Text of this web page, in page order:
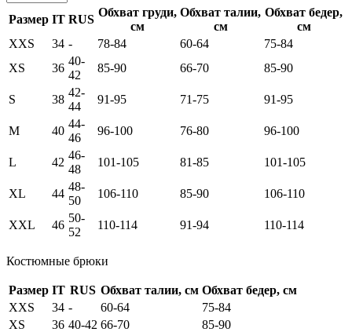
Размер IT RUS
Обхват груди,
см
Обхват талии,
см
Обхват бедер,
см
XXS
34 - 78-84 60-64
75-84
XS
36
40-
42
85-90 66-70 85-90
S 38
42-
44
91-95 71-75 91-95
M 40
44-
46
96-100 76-80 96-100
L 42
46-
48
101-105 81-85 101-105
XL 44
48-
50
106-110 85-90 106-110
XXL 46
50-
52
110-114 91-94 110-114
Костюмные брюки
Размер IT RUS Обхват талии, см Обхват бедер, см
XXS
34 - 60-64
75-84
XS
36 40-42 66-70
85-90